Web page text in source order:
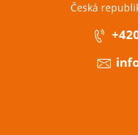
Česká